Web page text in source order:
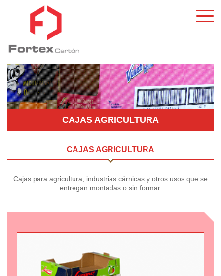
CAJAS AGRICULTURA
CAJAS AGRICULTURA
Cajas para agricultura, industrias cárnicas y otros usos que se
entregan montadas o sin formar.